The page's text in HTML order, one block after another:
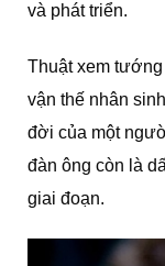
và phát triển.
Thuật xem
vận thế nhân
đời của một
đàn ông còn là
giai đoạn.